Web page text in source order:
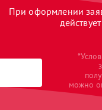
При оформлении
можно